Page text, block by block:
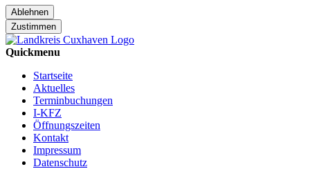
Ablehnen
Zustimmen
Quickmenu
Startseite
Aktuelles
Terminbuchungen
I-KFZ
Öffnungszeiten
Kontakt
Impressum
Datenschutz